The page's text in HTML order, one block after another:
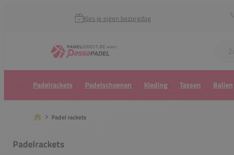
Kies je eigen bezorgdag
Padelrackets Padelschoenen Kleding Tassen Ballen
Padel rackets
Padelrackets